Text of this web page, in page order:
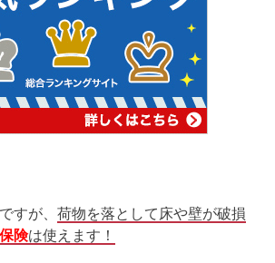
すが、荷物を落として床や壁が破損
険は使えます！